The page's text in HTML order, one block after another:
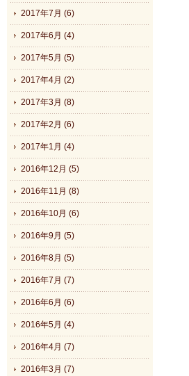
2017年7月 (6)
2017年6月 (4)
2017年5月 (5)
2017年4月 (2)
2017年3月 (8)
2017年2月 (6)
2017年1月 (4)
2016年12月 (5)
2016年11月 (8)
2016年10月 (6)
2016年9月 (5)
2016年8月 (5)
2016年7月 (7)
2016年6月 (6)
2016年5月 (4)
2016年4月 (7)
2016年3月 (7)